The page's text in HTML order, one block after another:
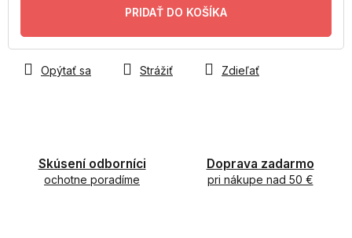
PRIDAŤ DO KOŠÍKA
Skúsení odborníci
ochotne poradíme
Doprava zadarmo
pri nákupe nad 50 €
Opýtať sa Strážiť Zdieľať